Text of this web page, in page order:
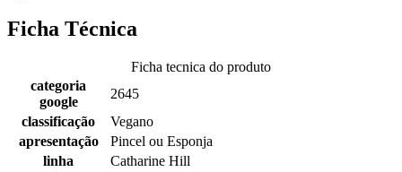
Ficha Técnica
Ficha tecnica do produto
categoria
google
2645
classificação
Vegano
apresentação
Pincel ou Esponja
linha
Catharine Hill